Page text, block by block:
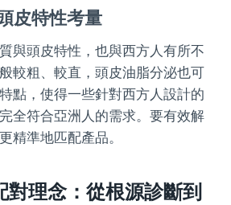
皮特性考量
與頭皮特性，也與西方人有所不
較粗、較直，頭皮油脂分泌也可
點，使得一些針對西方人設計的
全符合亞洲人的需求。要有效解
精準地匹配產品。
理念：從根源診斷到